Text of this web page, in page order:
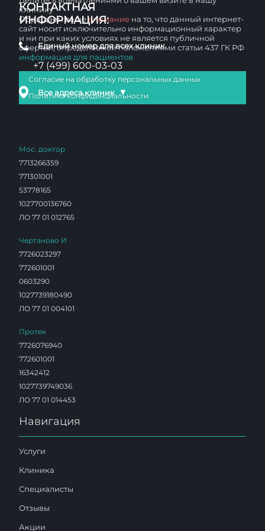
КОНТАКТНАЯ
ИНФОРМАЦИЯ:
Единый номер для всех клиник
+7 (499) 600-03-03
Все адреса клиник ▼
клинику
Обращаем вашевнимание на то, что данный интернет-
сайт носит исключительно информационный характер
и ни при каких условиях не является публичной
офертой, определяемой положениями статьи 437 ГК РФ
информация для пациентов
Согласие на обработку персональных данных
Политика конфиденциальности
Мос. доктор
7713266359
771301001
53778165
1027700136760
ЛО 77 01 012765
Чертаново И
7726023297
772601001
0603290
1027739180490
ЛО 77 01 004101
Протек
7726076940
772601001
16342412
1027739749036
ЛО 77 01 014453
Навигация
Услуги
Клиника
Специалисты
Отзывы
Акции